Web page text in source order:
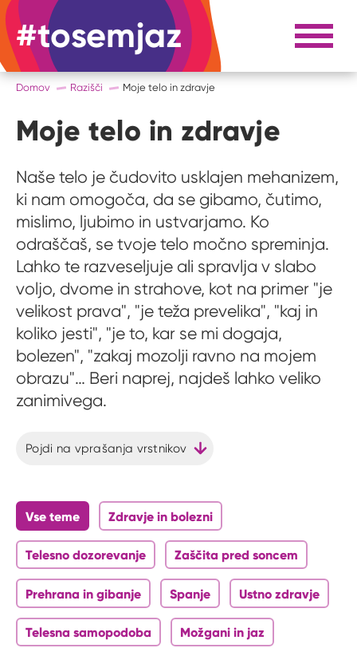
#tosemjaz #to sem jaz Razpri
Domov Razišči Moje telo in zdravje
Moje telo in zdravje
Naše telo je čudovito usklajen mehanizem,
ki nam omogoča, da se gibamo, čutimo,
mislimo, ljubimo in ustvarjamo. Ko
odraščaš, se tvoje telo močno spreminja.
Lahko te razveseljuje ali spravlja v slabo
voljo, dvome in strahove, kot na primer "je
velikost prava", "je teža prevelika", "kaj in
koliko jesti", "je to, kar se mi dogaja,
bolezen", "zakaj mozolji ravno na mojem
obrazu"… Beri naprej, najdeš lahko veliko
zanimivega.
Pojdi na vprašanja vrstnikov
Vse teme Zdravje in bolezni
Telesno dozorevanje Zaščita pred soncem
Prehrana in gibanje Spanje Ustno zdravje
Telesna samopodoba Možgani in jaz